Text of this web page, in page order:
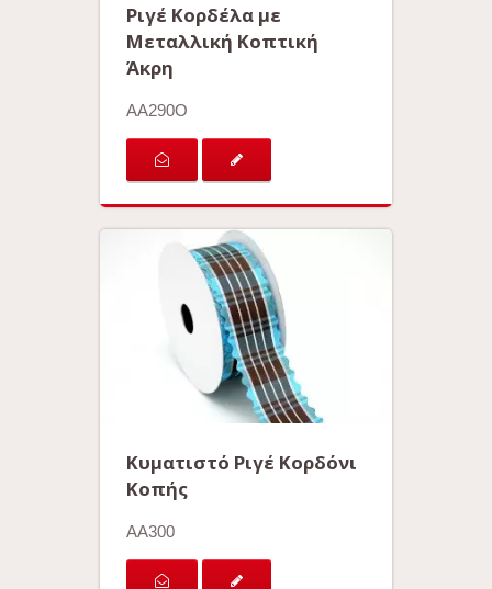
Ριγέ Κορδέλα με
Μεταλλική Κοπτική
Άκρη
AA290O
Κυματιστό Ριγέ Κορδόνι
Κοπής
AA300